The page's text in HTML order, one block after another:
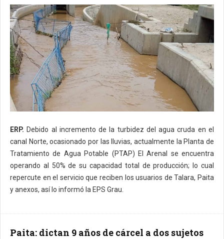
ERP. Debido al incremento de la turbidez del agua cruda en el
canal Norte, ocasionado por las lluvias, actualmente la Planta de
Tratamiento de Agua Potable (PTAP) El Arenal se encuentra
operando al 50% de su capacidad total de producción; lo cual
repercute en el servicio que reciben los usuarios de Talara, Paita
y anexos, así lo informó la EPS Grau.
Paita: dictan 9 años de cárcel a dos sujetos